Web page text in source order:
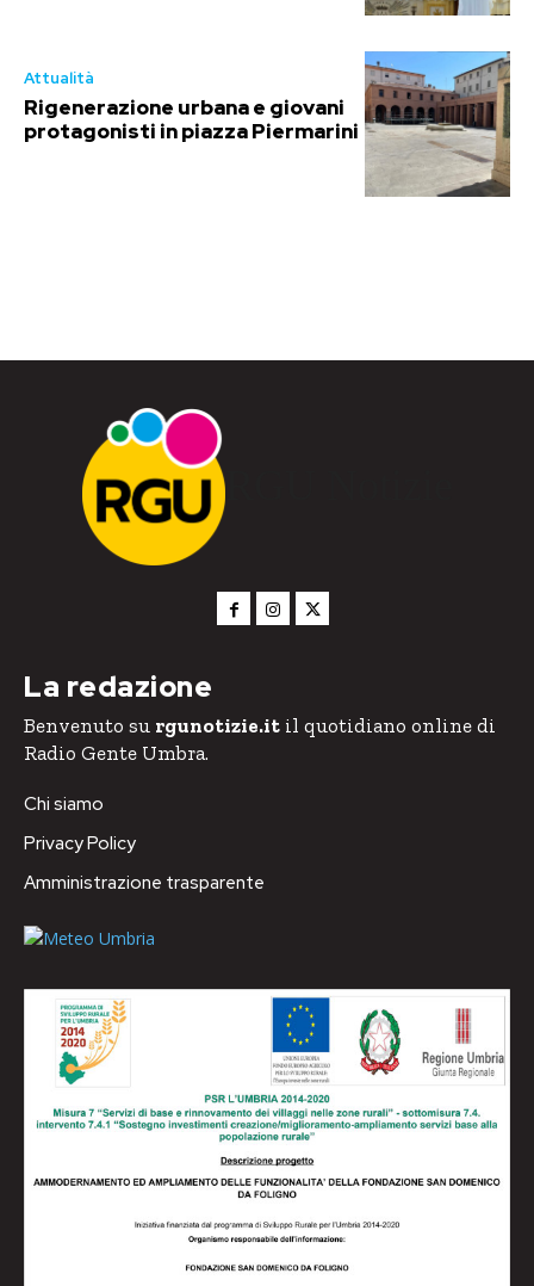
Attualità
Rigenerazione urbana e giovani
protagonisti in piazza Piermarini
RGU Notizie
La redazione
Benvenuto su rgunotizie.it il quotidiano online di
Radio Gente Umbra.
Chi siamo
Privacy Policy
Amministrazione trasparente